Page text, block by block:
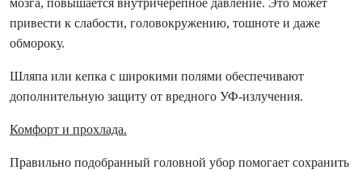
мозга, повышается внутричерепное давление. Это может
привести к слабости, головокружению, тошноте и даже
обмороку.
Шляпа или кепка с широкими полями обеспечивают
дополнительную защиту от вредного УФ-излучения.
Комфорт и прохлада.
Правильно подобранный головной убор помогает сохранить